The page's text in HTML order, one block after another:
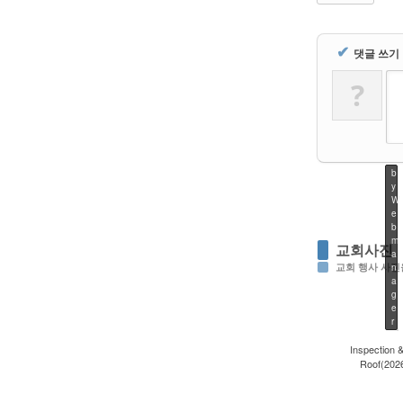
✔ 댓글 쓰기
?
교회사진
교회 행사 사
b
y
W
e
b
m
a
n
a
g
e
r
Inspection